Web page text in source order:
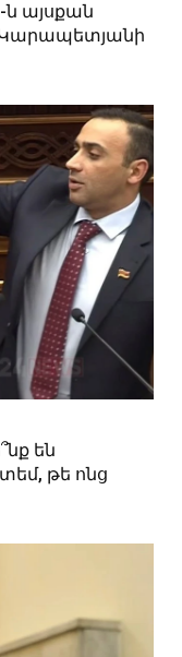
ն այսքան
Կարապետյանի
են
թե ոնց